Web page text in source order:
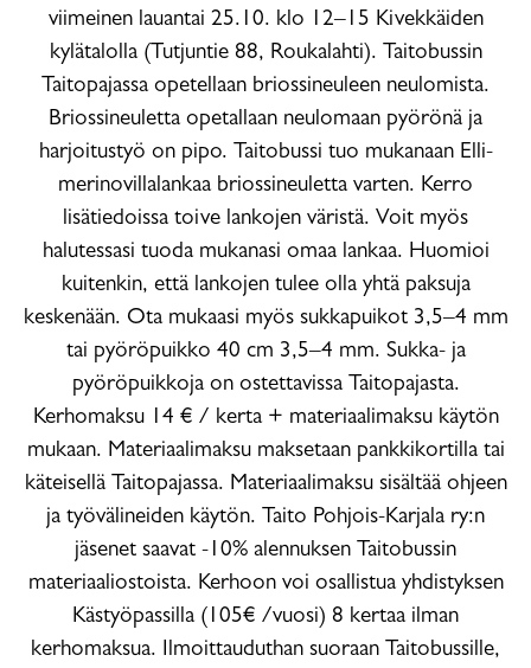
viimeinen lauantai 25.10. klo 12–15 Kivekkäiden
kylätalolla (Tutjuntie 88, Roukalahti). Taitobussin
Taitopajassa opetellaan briossineuleen neulomista.
Briossineuletta opetallaan neulomaan pyörönä ja
harjoitustyö on pipo. Taitobussi tuo mukanaan Elli-
merinovillalankaa briossineuletta varten. Kerro
lisätiedoissa toive lankojen väristä. Voit myös
halutessasi tuoda mukanasi omaa lankaa. Huomioi
kuitenkin, että lankojen tulee olla yhtä paksuja
keskenään. Ota mukaasi myös sukkapuikot 3,5–4 mm
tai pyöröpuikko 40 cm 3,5–4 mm. Sukka- ja
pyöröpuikkoja on ostettavissa Taitopajasta.
Kerhomaksu 14 € / kerta + materiaalimaksu käytön
mukaan. Materiaalimaksu maksetaan pankkikortilla tai
käteisellä Taitopajassa. Materiaalimaksu sisältää ohjeen
ja työvälineiden käytön. Taito Pohjois-Karjala ry:n
jäsenet saavat -10% alennuksen Taitobussin
materiaaliostoista. Kerhoon voi osallistua yhdistyksen
Kästyöpassilla (105€ /vuosi) 8 kertaa ilman
kerhomaksua. Ilmoittauduthan suoraan Taitobussille,